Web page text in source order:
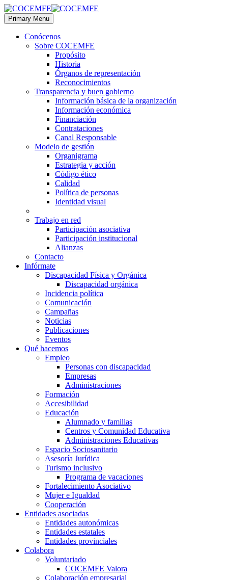
Primary Menu
Conócenos
Sobre COCEMFE
Propósito
Historia
Órganos de representación
Reconocimientos
Transparencia y buen gobierno
Información básica de la organización
Información económica
Financiación
Contrataciones
Canal Responsable
Modelo de gestión
Organigrama
Estrategia y acción
Código ético
Calidad
Política de personas
Identidad visual
Trabajo en red
Participación asociativa
Participación institucional
Alianzas
Contacto
Infórmate
Discapacidad Física y Orgánica
Discapacidad orgánica
Incidencia política
Comunicación
Campañas
Noticias
Publicaciones
Eventos
Qué hacemos
Empleo
Personas con discapacidad
Empresas
Administraciones
Formación
Accesibilidad
Educación
Alumnado y familias
Centros y Comunidad Educativa
Administraciones Educativas
Espacio Sociosanitario
Asesoría Jurídica
Turismo inclusivo
Programa de vacaciones
Fortalecimiento Asociativo
Mujer e Igualdad
Cooperación
Entidades asociadas
Entidades autonómicas
Entidades estatales
Entidades provinciales
Colabora
Voluntariado
COCEMFE Valora
Colaboración empresarial